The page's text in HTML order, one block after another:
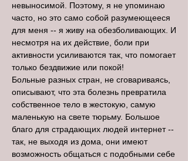
невыносимой. Поэтому, я не упоминаю
часто, но это само собой разумеющееся
для меня -- я живу на обезболивающих. И
несмотря на их действие, боли при
активности усиливаются так, что помогает
только бездвижие или покой!
Больные разных стран, не сговариваясь,
описывают, что эта болезнь превратила
собственное тело в жестокую, самую
маленькую на свете тюрьму. Большое
благо для страдающих людей интернет --
так, не выходя из дома, они имеют
возможность общаться с подобными себе